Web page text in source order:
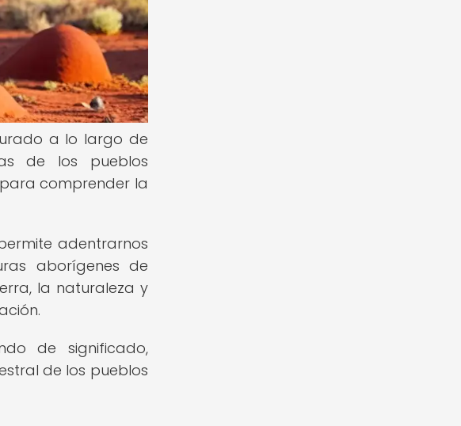
a lo largo de
de los pueblos
comprender la
adentrarnos
aborígenes de
la naturaleza y
de significado,
de los pueblos